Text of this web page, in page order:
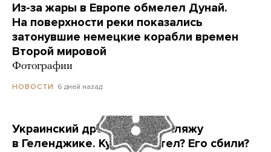
Из-за жары в Европе обмелел Дунай.
На поверхности реки показались
затонувшие немецкие корабли времен
Второй мировой
Фотографии
НОВОСТИ 6 дней назад
Украинский дрон попал по пляжу
в Геленджике. Куда он летел? Его сбили?